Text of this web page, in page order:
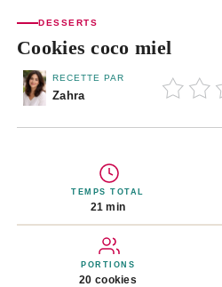
DESSERTS
Cookies coco miel
RECETTE PAR
Zahra
TEMPS TOTAL
21 min
PORTIONS
20 cookies